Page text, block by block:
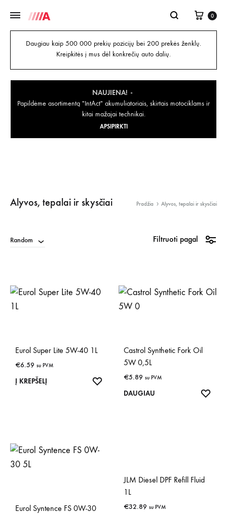
0
Daugiau kaip 500 000 prekių pozicijų bei 200 prekės ženklų.
Kreipkitės į mus dėl konkrečių auto dalių.
NAUJIENA!
Papildėme asortimentą "IntAct" akumuliatoriais, skirtais motociklams ir
kitai mažajai technikai.
APSIPIRKTI
Alyvos, tepalai ir skysčiai Pradžia Alyvos, tepalai ir skysčiai
Random Filtruoti pagal
Eurol Super Lite 5W-40 1L
€6.59 su PVM
Į KREPŠELĮ IŠSAUGOTI
Castrol Synthetic Fork Oil
5W 0,5L
€5.89 su PVM
DAUGIAU
Eurol Syntence FS 0W-30
JLM Diesel DPF Refill Fluid
1L
€32.89 su PVM